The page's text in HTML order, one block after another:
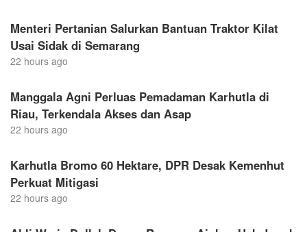
Menteri Pertanian Salurkan Bantuan Traktor Kilat
Usai Sidak di Semarang
22 hours ago
Manggala Agni Perluas Pemadaman Karhutla di
Riau, Terkendala Akses dan Asap
22 hours ago
Karhutla Bromo 60 Hektare, DPR Desak Kemenhut
Perkuat Mitigasi
22 hours ago